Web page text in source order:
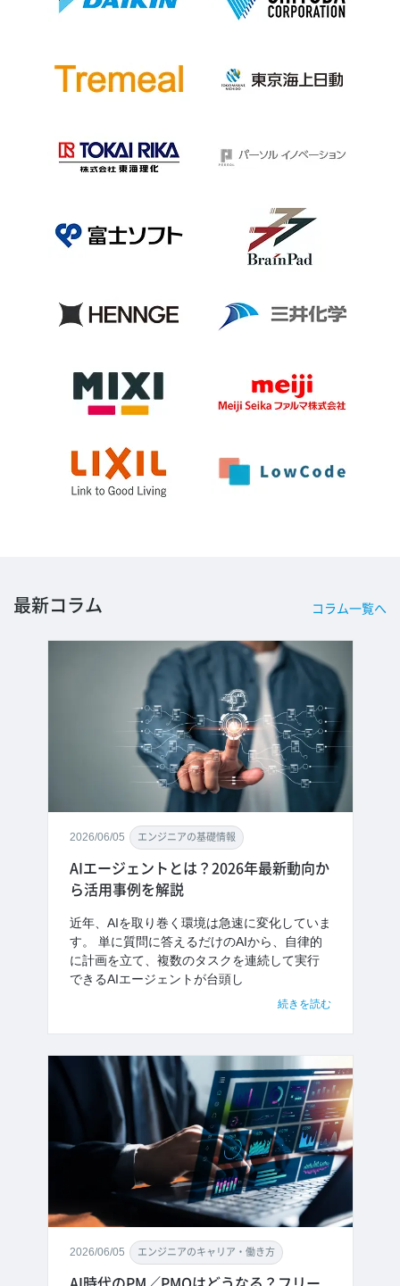
最新コラム コラム一覧へ
2026/06/05 エンジニアの基礎情報
AIエージェントとは？2026年最新動向か
ら活用事例を解説
近年、AIを取り巻く環境は急速に変化していま
す。 単に質問に答えるだけのAIから、自律的
に計画を立て、複数のタスクを連続して実行
できるAIエージェントが台頭し
続きを読む
2026/06/05 エンジニアのキャリア・働き方